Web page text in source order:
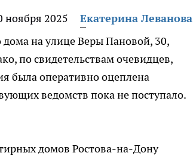
ноября 2025
Екатерина Леванова
на улице Веры Пановой, 30,
по свидетельствам очевидцев,
была оперативно оцеплена
ведомств пока не поступало.
домов Ростова-на-Дону